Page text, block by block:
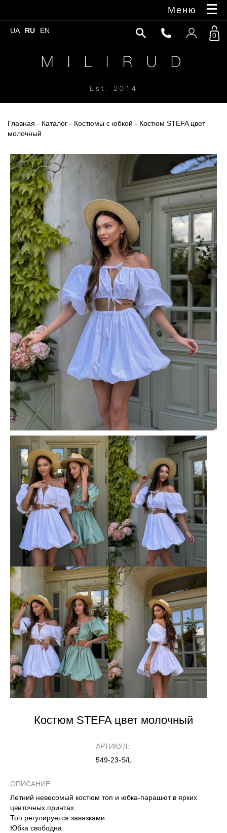
Меню
UA RU EN
M I L I R U D
Est. 2014
0
Главная - Каталог - Костюмы с юбкой - Костюм STEFA цвет
молочный
Костюм STEFA цвет молочный
АРТИКУЛ:
549-23-S/L
ОПИСАНИЕ:
Летний невесомый костюм топ и юбка-парашют в ярких
цветочных принтах.
Топ регулируется завязками
Юбка свободна